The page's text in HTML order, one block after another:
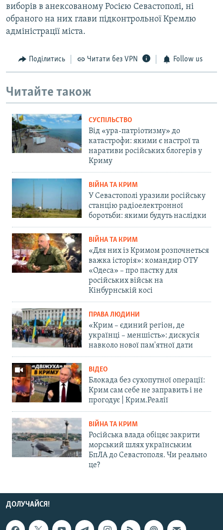
виборів в анексованому Росією Севастополі, ні
обраного на них глави підконтрольної Кремлю
адміністрації міста.
Поділитись Читати без VPN Follow us
Читайте також
СУСПІЛЬСТВО
Від «ура-патріотизму» до
катастрофи: якими є настрої та
наративи російських блогерів у
Криму
ВІЙНА ТА КРИМ
У Севастополі уразили російську
станцію радіоелектронної
боротьби: якими будуть наслідки
ВІЙНА ТА КРИМ
«Для них із Кримом розпочнеться
важка історія»: командир ОТУ
«Одеса» – про пастку для
російських військ на
Кінбурнській косі
ПРАВА ЛЮДИНИ
«Крим – єдиний регіон, де
українці – меншість»: дискусія
навколо нової пам'ятної дати
ВІДЕО
Блокада без сухопутної операції:
Крим сам себе не заправить і не
прогодує | Крим.Реалії
ВІЙНА ТА КРИМ
Російська влада обіцяє закрити
морський шлях українським
БпЛА до Севастополя. Чи реально
це?
ДОЛУЧАЙСЯ!